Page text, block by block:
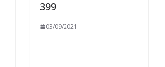
399
03/09/2021